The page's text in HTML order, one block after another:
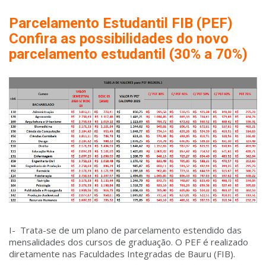
Parcelamento Estudantil FIB (PEF)
Confira as possibilidades do novo
parcelamento estudantil (30% a 70%)
I- Trata-se de um plano de parcelamento estendido das
mensalidades dos cursos de graduação. O PEF é realizado
diretamente nas Faculdades Integradas de Bauru (FIB).